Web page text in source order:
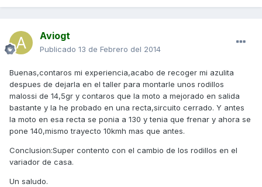
Aviogt
Publicado 13 de Febrero del 2014
Buenas,contaros mi experiencia,acabo de recoger mi azulita
despues de dejarla en el taller para montarle unos rodillos
malossi de 14,5gr y contaros que la moto a mejorado en salida
bastante y la he probado en una recta,sircuito cerrado. Y antes
la moto en esa recta se ponia a 130 y tenia que frenar y ahora se
pone 140,mismo trayecto 10kmh mas que antes.
Conclusion:Super contento con el cambio de los rodillos en el
variador de casa.
Un saludo.